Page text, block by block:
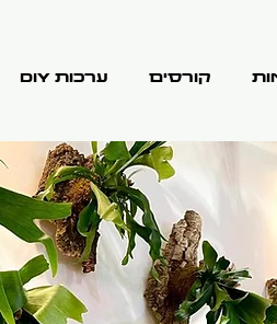
קורסים ערכות DIY